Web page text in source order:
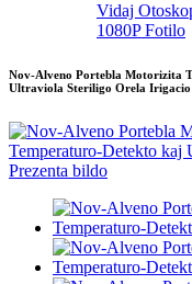
Vidaj
1080P Fotilo
Nov-Alveno Portebla Motorizita
Ultraviola Steriligo Orela Irigacio